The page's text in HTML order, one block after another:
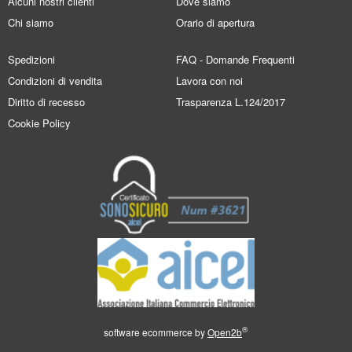
Chi siamo
Orario di apertura
Spedizioni
Condizioni di vendita
Diritto di recesso
Cookie Policy
FAQ - Domande Frequenti
Lavora con noi
Trasparenza L.124/2017
software ecommerce byOpen2b®